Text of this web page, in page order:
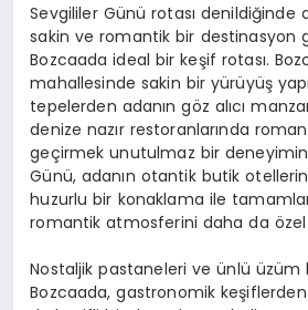
Sevgililer Günü rotası denildiğinde
sakin ve romantik bir destinasyon
Bozcaada ideal bir keşif rotası.
mahallesinde sakin bir yürüyüş
tepelerden adanın göz alıcı
denize nazır restoranlarında
geçirmek unutulmaz bir deneyimin
Günü, adanın otantik butik
huzurlu bir konaklama ile
romantik atmosferini daha da özel
Nostaljik pastaneleri ve ünlü üzüm
Bozcaada, gastronomik